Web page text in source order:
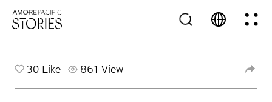
30 Like 861 View